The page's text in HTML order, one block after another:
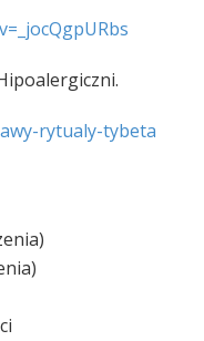
rytualy-tybeta